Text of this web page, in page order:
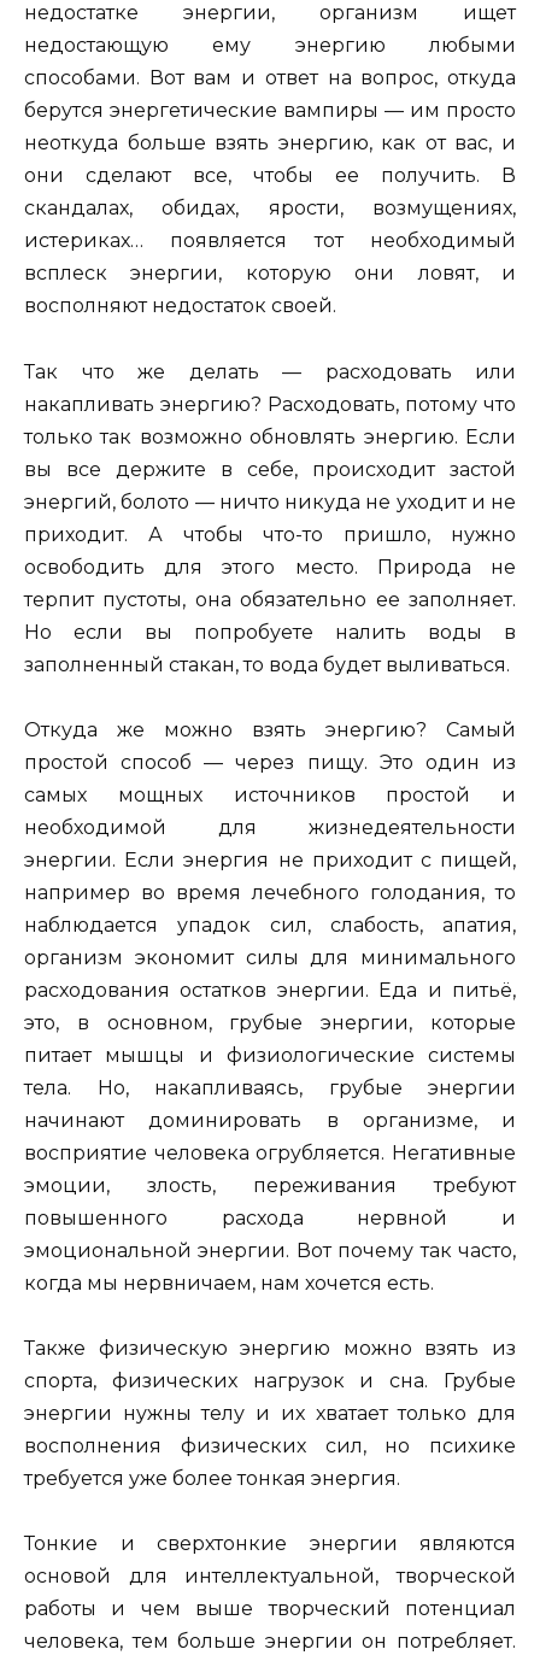
недостатке энергии, организм ищет
недостающую ему энергию любыми
способами. Вот вам и ответ на вопрос, откуда
берутся энергетические вампиры — им просто
неоткуда больше взять энергию, как от вас, и
они сделают все, чтобы ее получить. В
скандалах, обидах, ярости, возмущениях,
истериках… появляется тот необходимый
всплеск энергии, которую они ловят, и
восполняют недостаток своей.
Так что же делать — расходовать или
накапливать энергию? Расходовать, потому что
только так возможно обновлять энергию. Если
вы все держите в себе, происходит застой
энергий, болото — ничто никуда не уходит и не
приходит. А чтобы что-то пришло, нужно
освободить для этого место. Природа не
терпит пустоты, она обязательно ее заполняет.
Но если вы попробуете налить воды в
заполненный стакан, то вода будет выливаться.
Откуда же можно взять энергию? Самый
простой способ — через пищу. Это один из
самых мощных источников простой и
необходимой для жизнедеятельности
энергии. Если энергия не приходит с пищей,
например во время лечебного голодания, то
наблюдается упадок сил, слабость, апатия,
организм экономит силы для минимального
расходования остатков энергии. Еда и питьё,
это, в основном, грубые энергии, которые
питает мышцы и физиологические системы
тела. Но, накапливаясь, грубые энергии
начинают доминировать в организме, и
восприятие человека огрубляется. Негативные
эмоции, злость, переживания требуют
повышенного расхода нервной и
эмоциональной энергии. Вот почему так часто,
когда мы нервничаем, нам хочется есть.
Также физическую энергию можно взять из
спорта, физических нагрузок и сна. Грубые
энергии нужны телу и их хватает только для
восполнения физических сил, но психике
требуется уже более тонкая энергия.
Тонкие и сверхтонкие энергии являются
основой для интеллектуальной, творческой
работы и чем выше творческий потенциал
человека, тем больше энергии он потребляет.